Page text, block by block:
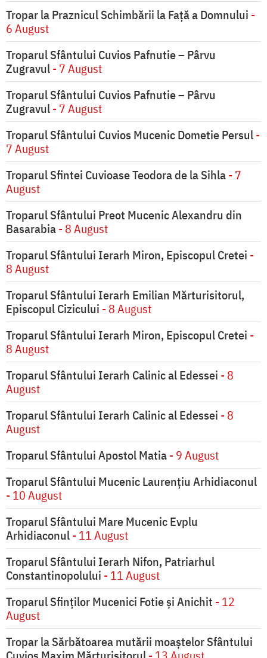
Tropar la Praznicul Schimbării la Faţă a Domnului -
6 August
Troparul Sfântului Cuvios Pafnutie – Pârvu
Zugravul- 7 August
Troparul Sfântului Cuvios Pafnutie – Pârvu
Zugravul- 7 August
Troparul Sfântului Cuvios Mucenic Dometie Persul-
7 August
Troparul Sfintei Cuvioase Teodora de la Sihla- 7
August
Troparul Sfântului Preot Mucenic Alexandru din
Basarabia- 8 August
Troparul Sfântului Ierarh Miron, Episcopul Cretei -
8 August
Troparul Sfântului Ierarh Emilian Mărturisitorul,
Episcopul Cizicului - 8 August
Troparul Sfântului Ierarh Miron, Episcopul Cretei -
8 August
Troparul Sfântului Ierarh Calinic al Edessei - 8
August
Troparul Sfântului Ierarh Calinic al Edessei - 8
August
Troparul Sfântului Apostol Matia- 9 August
Troparul Sfântului Mucenic Laurențiu Arhidiaconul
- 10 August
Troparul Sfântului Mare Mucenic Evplu
Arhidiaconul- 11 August
Troparul Sfântului Ierarh Nifon, Patriarhul
Constantinopolului - 11 August
Troparul Sfinţilor Mucenici Fotie şi Anichit - 12
August
Tropar la Sărbătoarea mutării moaştelor Sfântului